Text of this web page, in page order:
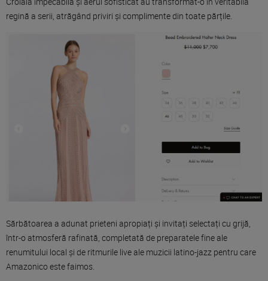
regină a serii, atrăgând priviri și complimente din toate părțile.
Sărbătoarea a adunat prieteni apropiați și invitați selectați cu grijă,
într-o atmosferă rafinată, completată de preparatele fine ale
renumitului local și de ritmurile live ale muzicii latino-jazz pentru care
Amazonico este faimos.